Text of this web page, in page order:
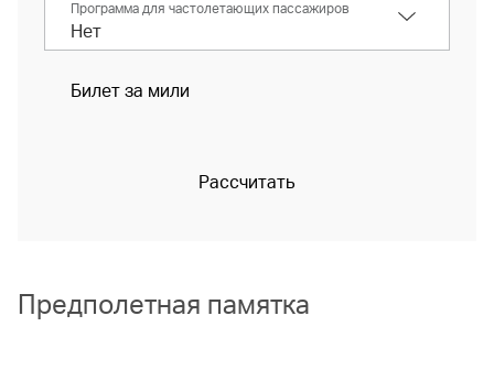
Программа для частолетающих пассажиров
Билет за мили
Рассчитать
Предполетная памятка